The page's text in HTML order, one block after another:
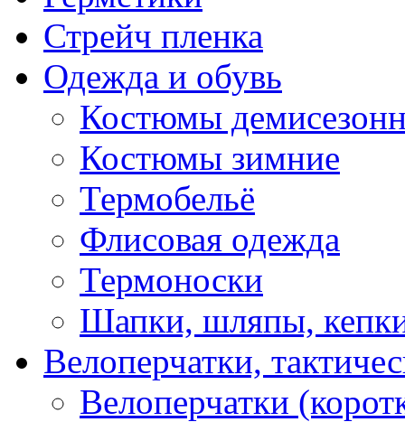
Стрейч пленка
Одежда и обувь
Костюмы
Костюмы зимние
Термобельё
Флисовая одежда
Термоноски
Шапки, шляпы,
Велоперчатки,
Велоперчатки